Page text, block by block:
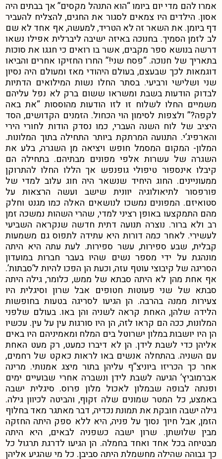
אמרו להם מדי יום ביומו “הוא התנהל מקסים” אך בבתים היה
אסון. הילדים היו צמאים לסגור את החגים, להצליח להעביר
דף ביומן. את השאר זה לא הטריד, למעשה, אף אחד לא שם
לב לזמן הסמיך. בחנוכה באיזה ישיבה ליברלית אפילו נשאו
דרשה בנושא ספר מקבים, אשר בו רואים כי חגגו את סוכות
בתאריך של חנוכה. “פסח שני!” החרו החזיקו אחרים והביאו
דוגמאות לכך שבעצם, בעולם היהודי מאז ומעולם היה נסיון
שני ושלישי ורביעי. בסתר החלו נשות המילואים הדתיות
לבדוק הודעות בשבת ומשראו ששום ברק לא נפל עליהם
משמיים החלו לשלוח זו לזו הודעות מהוססות “את באה
לקפה?” ולצפות לסימון הוי הכחול. הזמנים הקדושים, הסד
היציב של לוח השנה העברי, כמו נסדק הודות לחורי הירי
והארפיג’י. התנועה המרתקת ביותר התחילה בתוך המלונות.
המלון- המקום המסמל חופש ויציאה מן השגרה, בלע את
השגרה של עשרות אלפי מפונים מבתיהם. בתחילה הם
קיבלו אינספור טיפולי גופנפש אך הללו החלו להתרוקן
ממעוניינים. החוג היחיד שנשאר היה חוג עלוב למדי של
פורפסור לתיאולוגיה יוונית שישב ועשה הרצאות על
סטואיזם. המפונים נמשכו לנושאים האלה כמו מגנט וחלק
מהם התמקצעו באופן רציני למדי, שהרי השהות נמשכה זמן
רב ולא ברור. נוצרה תנועה דתית חדשה שנקראה השביעי
לעשירי. לאחר כמה דורות היא עתידה לתפוס גם משמעות
קבלית, שבע ספירות, עשר ספירות. לעת עתה היא היתה
מונהגת על ידי מספר נשים שהיו בעבר חברות במועדון
הסריגה של קיבוצי עוטף עזה, וכעת הן הפכו להיות ל’סבתות’.
אף אחת מהן לא היתה סבתא של ממש, כלומר, גילה היתה
סבתא של שני פעוטות חטופים אבל שרון וסיגלית היו
צעירות ממנה בהרבה. הן הגיעו לסריגה בטעות בחופשות
הלידה שלהן, האחת קראה לשניה והן באו. בעולם שלפני
המלונות, ככה הם קראו לזה, הן היו סורגות עין על עין. עכשיו
הן היו יושבות במלון ישרוטל בים המלח ומאמיניהם היו באים
אליהן כדי לשבת לידן. הן לא דיברו כמעט, רק מעט האחת
עם השניה. בהתחלה אנשים באו לראות כאקט של רחמים,
אחר כך הכריזו ביוניצ”ף עליהן בתור מיצג אמנותי. מרינה
אברמוביץ’ הגיעה לשבת לידן ונשברה אחרי שבועיים ימים
ופנתה לבופה שבמלון לאכול מלון פרוס. סיגלית ישבה
באמצע, כל המטר שמונים שלה זקוף, והביטה לכיוון גילה.
גילה ישבה חובקת את תמונת נכדיה, דבר מאתגר מאד בחלוף
הזמן, אבל חיוך נסוך על פניה, היא ללא ספק היתה החזקה
מבין שלושתן. שרון ישבה כשפניה לבאים, היא היתה
מבטיחה בכל אחד ואחד בחמלה. הן הגיעו לדרגת תרגול כל
כך גבוהה שהילה מחשמלת היתה סביבן. כל מי שהגיע אליהן